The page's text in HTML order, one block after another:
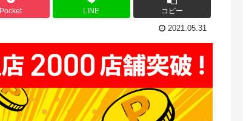
Pocket LINE コピー
2021.05.31